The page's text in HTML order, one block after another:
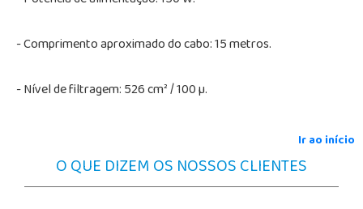
- Comprimento aproximado do cabo: 15 metros.
- Nível de filtragem: 526 cm² / 100 µ.
Ir ao início
O QUE DIZEM OS NOSSOS CLIENTES